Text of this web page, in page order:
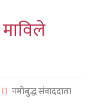
नमोबुद्ध संवाददाता